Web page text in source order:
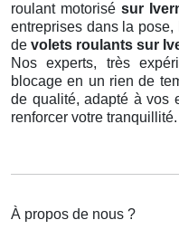
roulant motorisé sur
entreprises dans la
de volets roulants sur
Nos experts, très
blocage en un rien de
de qualité, adapté à vos
renforcer votre tranquillité.
À propos de nous ?